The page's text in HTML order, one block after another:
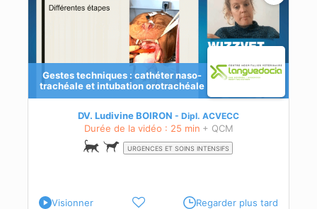
Gestes techniques : cathéter naso-
trachéale et intubation orotrachéale
DV. Ludivine BOIRON Dipl. ACVECC
Durée de la vidéo : 25 min + QCM
URGENCES ET SOINS INTENSIFS
Visionner Regarder plus tard